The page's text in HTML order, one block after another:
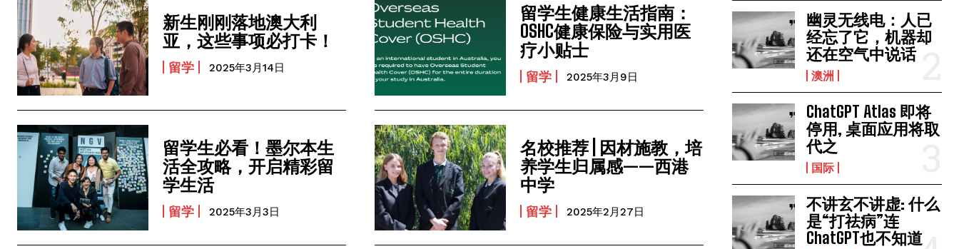
新生刚刚落地澳大利
亚，这些事项必打卡！
留学 2025年3月14日
留学生健康生活指南：
OSHC健康保险与实用医
疗小贴士
留学 2025年3月9日
留学生必看！墨尔本生
活全攻略，开启精彩留
学生活
留学 2025年3月3日
名校推荐 | 因材施教，培
养学生归属感——西港
中学
留学 2025年2月27日
幽灵无线电：人已
经忘了它，机器却
还在空气中说话
澳洲
ChatGPT Atlas 即将
停用, 桌面应用将取
代之
国际
不讲玄不讲虚: 什么
是“打祛病”连
ChatGPT也不知道